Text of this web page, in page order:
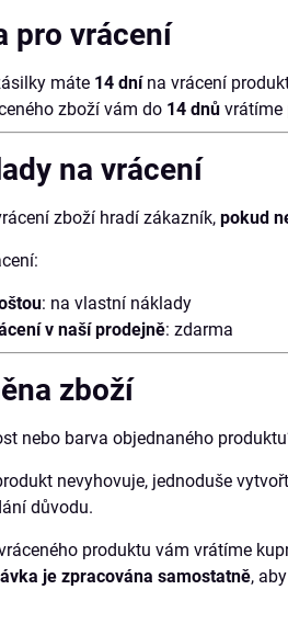
pro vrácení
máte 14 dnína vrácení
zboží vám do 14 dnů vrátíme
na vrácení
zboží hradí zákazník,pokud
: na vlastní náklady
v naší prodejně: zdarma
zboží
nebo barva objednaného
nevyhovuje, jednoduše
důvodu.
produktu vám vrátíme
je zpracována samostatně,